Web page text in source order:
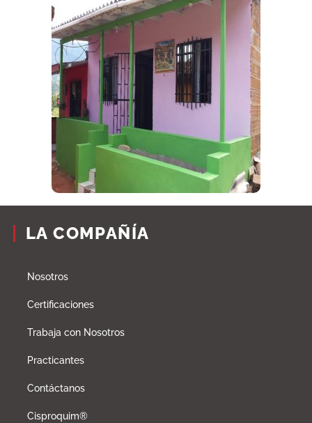
LA COMPAÑÍA
Nosotros
Certificaciones
Trabaja con Nosotros
Practicantes
Contáctanos
Cisproquim®